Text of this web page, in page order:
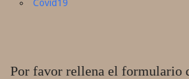
Covid19
Por favor rellena el formulario